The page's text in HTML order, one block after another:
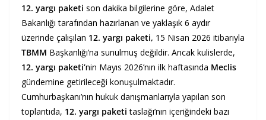
12. yargı paketi son dakika bilgilerine göre, Adalet
Bakanlığı tarafından hazırlanan ve yaklaşık 6 aydır
üzerinde çalışılan 12. yargı paketi, 15 Nisan 2026 itibarıyla
TBMM Başkanlığı’na sunulmuş değildir. Ancak kulislerde,
12. yargı paketi’nin Mayıs 2026’nın ilk haftasında Meclis
gündemine getirileceği konuşulmaktadır.
Cumhurbaşkanı’nın hukuk danışmanlarıyla yapılan son
toplantıda, 12. yargı paketi taslağı’nın içeriğindeki bazı